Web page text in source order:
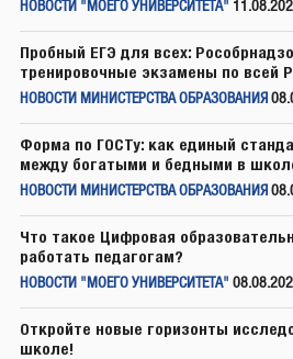
НОВОСТИ "МОЕГО УНИВЕРСИТЕТА"
Пробный ЕГЭ для всех:
тренировочные экзамены по всей
НОВОСТИ МИНИСТЕРСТВА ОБРАЗОВАНИЯ
Форма по ГОСТу: как единый
между богатыми и бедными в
НОВОСТИ МИНИСТЕРСТВА ОБРАЗОВАНИЯ
Что такое Цифровая
работать педагогам?
НОВОСТИ "МОЕГО УНИВЕРСИТЕТА"
Откройте новые горизонты
школе!